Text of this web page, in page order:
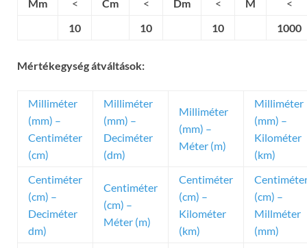
Mm < Cm < Dm < M
<
10
10 10 1000
Mértékegység átváltások:
Milliméter
(mm) –
Centiméter
(cm)
Milliméter
(mm) –
Deciméter
(dm)
Milliméter
(mm) –
Méter (m)
Milliméter
(mm) –
Kilométer
(km)
Centiméter
(cm) –
Deciméter
dm)
Centiméter
(cm) –
Méter (m)
Centiméter
(cm) –
Kilométer
(km)
(cm) –
Millméter
(mm)